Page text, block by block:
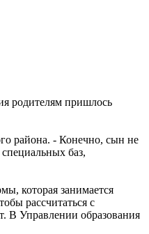
родителям пришлось
района. - Конечно, сын не
баз,
которая занимается
рассчитаться с
В Управлении образования